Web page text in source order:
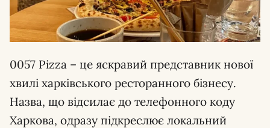
0057 Pizza – це яскравий представник нової
хвилі харківського ресторанного бізнесу.
Назва, що відсилає до телефонного коду
Харкова, одразу підкреслює локальний